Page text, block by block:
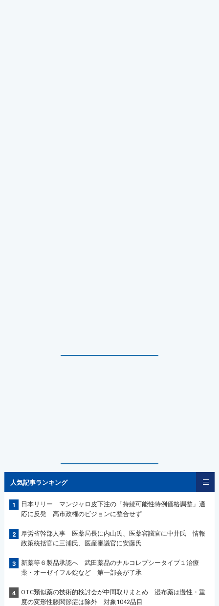
人気記事ランキング
1
日本リリー マンジャロ皮下注の「持続可能性特例価格調整」適
応に反発 高市政権のビジョンに整合せず
2
厚労省幹部人事 医薬局長に内山氏、医薬審議官に中井氏 情報
政策統括官に三浦氏、医産審議官に安藤氏
3
新薬等６製品承認へ 武田薬品のナルコレプシータイプ１治療
薬・オーゼイフル錠など 第一部会が了承
4
OTC類似薬の技術的検討会が中間取りまとめ 湿布薬は慢性・重
度の変形性膝関節症は除外 対象1042品目